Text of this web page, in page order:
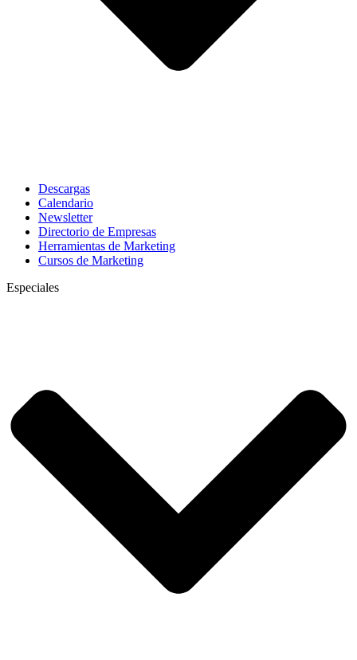
Descargas
Calendario
Newsletter
Directorio de Empresas
Herramientas de Marketing
Cursos de Marketing
Especiales